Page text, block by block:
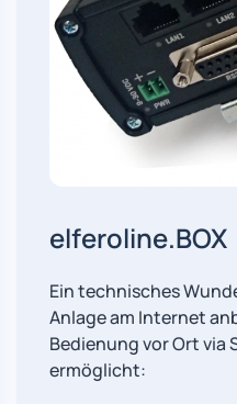
elferoline.BOX
Ein technisches
Anlage am Internet
Bedienung vor Ort via
ermöglicht: